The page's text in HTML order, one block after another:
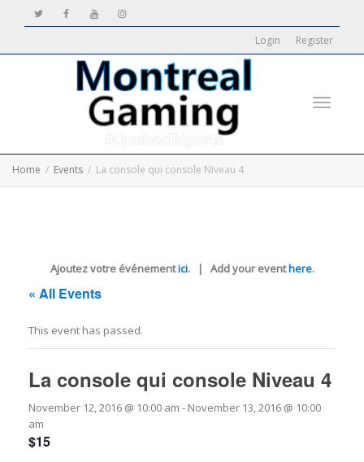
Login Register
Home Events La console qui console Niveau 4
Ajoutez votre événementici. | Add your eventhere.
« All Events
This event has passed.
La console qui console Niveau 4
November 12, 2016 @ 10:00 am - November 13, 2016 @ 10:00
am
$15